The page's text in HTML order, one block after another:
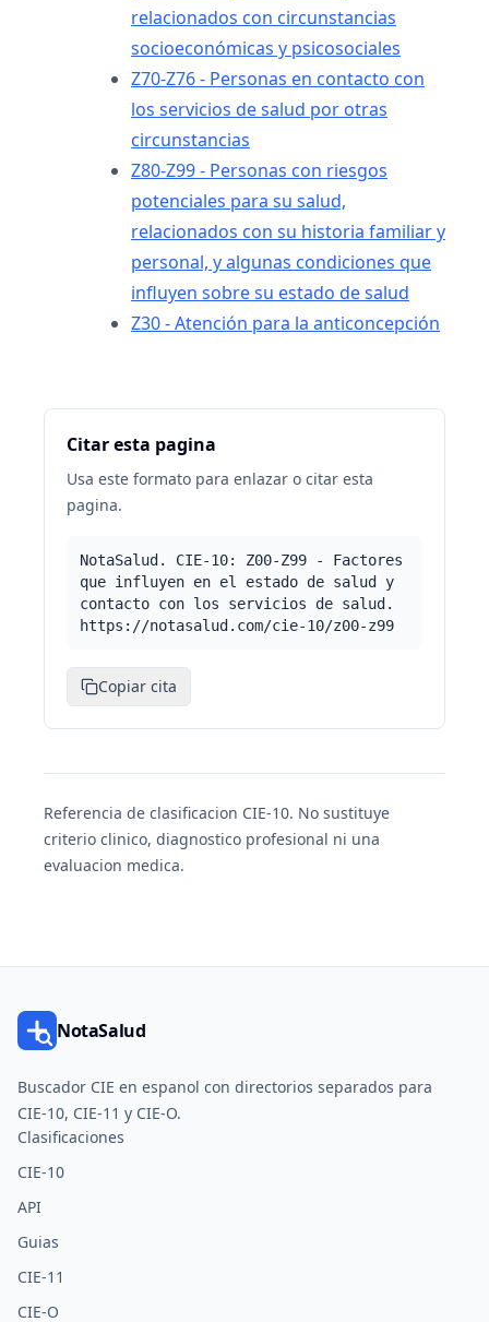
relacionados con circunstancias
socioeconómicas y psicosociales
Z70-Z76 - Personas en contacto con
los servicios de salud por otras
circunstancias
Z80-Z99 - Personas con riesgos
potenciales para su salud,
relacionados con su historia familiar y
personal, y algunas condiciones que
influyen sobre su estado de salud
Z30 - Atención para la anticoncepción
Citar esta pagina
Usa este formato para enlazar o citar esta
pagina.
NotaSalud. CIE-10: Z00-Z99 - Factores
que influyen en el estado de salud y
contacto con los servicios de salud.
https://notasalud.com/cie-10/z00-z99
Copiar cita
Referencia de clasificacion CIE-10. No sustituye
criterio clinico, diagnostico profesional ni una
evaluacion medica.
NotaSalud
Buscador CIE en espanol con directorios separados para
CIE-10, CIE-11 y CIE-O.
Clasificaciones
CIE-10
API
Guias
CIE-11
CIE-O